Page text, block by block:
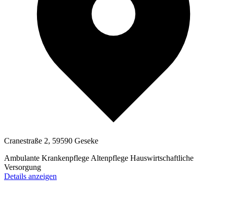
Cranestraße 2, 59590 Geseke
Ambulante Krankenpflege Altenpflege Hauswirtschaftliche
Versorgung
Details anzeigen